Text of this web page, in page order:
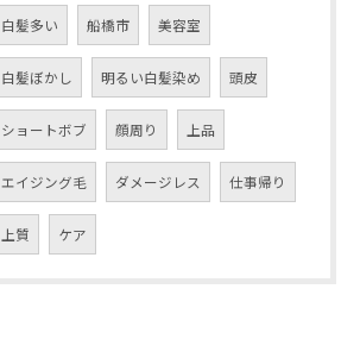
白髪多い 船橋市 美容室
白髪ぼかし 明るい白髪染め 頭皮
ショートボブ 顔周り 上品
エイジング毛 ダメージレス 仕事帰り
上質 ケア